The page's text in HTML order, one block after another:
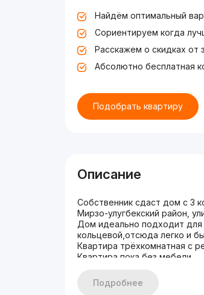
Найдём оптимальный
Сориентируем когда
Расскажем о скидках от
Абсолютно бесплатная
Подобрать квартиру
Описание
Собственник сдаст дом с 3
Мирзо-улугбекский район,
Дом идеально подходит для
кольцевой,отсюда легко и
Квартира трёхкомнатная с
Квартира пока без мебели.
Отопление на газе.
Сдам на долгий срок под
Подробнее